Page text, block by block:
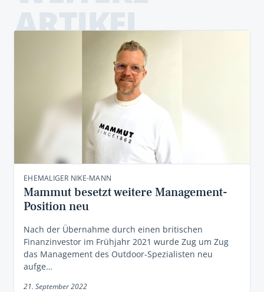
ARTIKEL
EHEMALIGER NIKE-MANN
Mammut besetzt weitere Management-
Position neu
Nach der Übernahme durch einen britischen
Finanzinvestor im Frühjahr 2021 wurde Zug um Zug
das Management des Outdoor-Spezialisten neu
aufge…
21. September 2022